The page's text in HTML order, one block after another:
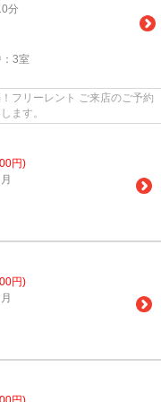
分
3室
フリーレント ご来店のご予約
ます。
円)
円)